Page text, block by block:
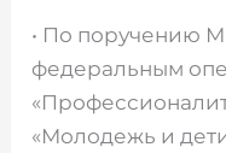
• По поручению
федеральным
«Молодежь и